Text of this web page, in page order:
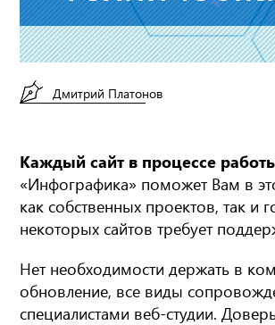
Дмитрий Платонов
Каждый сайт в процессе
«Инфографика» поможет Вам в
как собственных проектов, так и
некоторых сайтов требует
Нет необходимости держать в
обновление, все виды
специалистами веб-студии.